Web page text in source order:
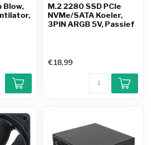
Blow,
M.2 2280 SSD PCIe
NVMe/SATA Koeler,
3PIN ARGB 5V, Passief
€18,99